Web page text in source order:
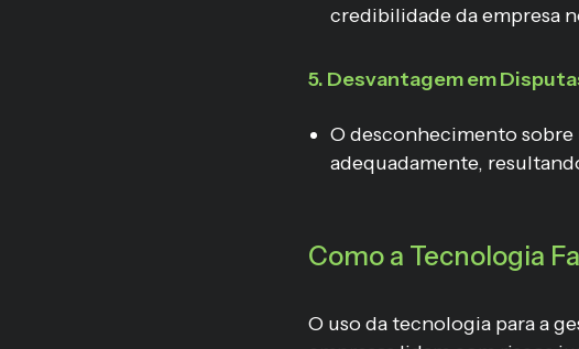
credibilidade da empresa
5. Desvantagem em
O desconhecimento
adequadamente,
Como a Tecnologia
O uso da tecnologia para a